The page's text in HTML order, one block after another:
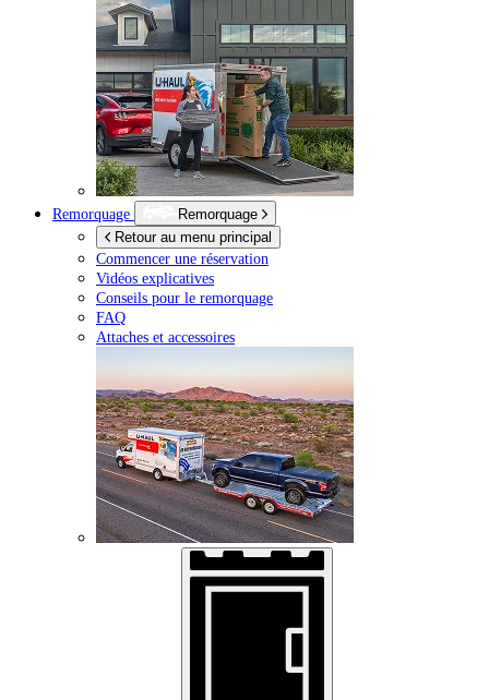
Remorquage
Remorquage
Retour au menu principal
Commencer une réservation
Vidéos explicatives
Conseils pour le remorquage
FAQ
Attaches et accessoires